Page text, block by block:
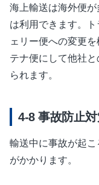
海上輸送は海外便
は利用できます。
ェリー便への変更
テナ便にして他社
られます。
事故防止対
輸送中に事故が起
がかかります。